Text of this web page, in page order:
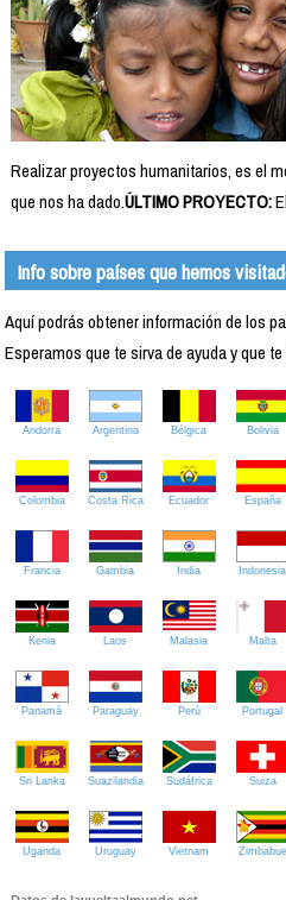
Realizar proyectos humanitarios, es el
que nos ha dado.ÚLTIMO PROYECTO:
Info sobre países que hemos
Aquí podrás obtener información de los
Esperamos que te sirva de ayuda y que
Andorra Argentina Bélgica Bolivia
Colombia Costa Rica Ecuador España
Francia Gambia India Indonesia
Kenia Laos Malasia Malta
Panamá Paraguay Perú Portugal
Sri Lanka Suazilandia Sudáfrica Suiza
Uganda Uruguay Vietnam Zimbabue